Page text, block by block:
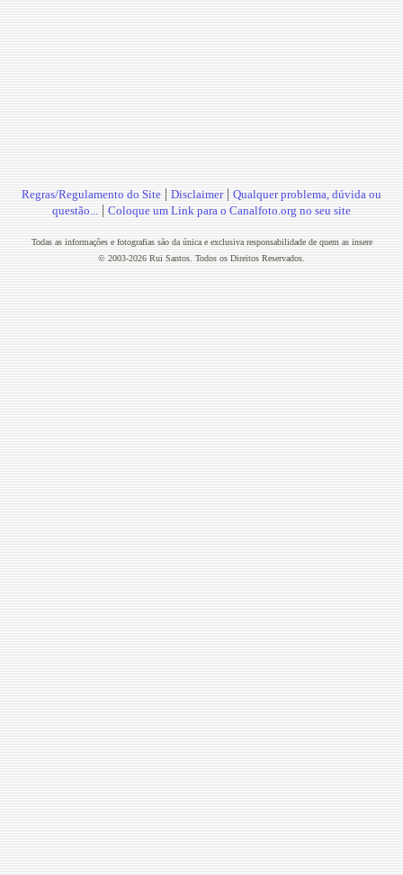
Regras/Regulamento do Site | Disclaimer| Qualquer problema, dúvida ou
questão... | Coloque um Link para o Canalfoto.org no seu site
Todas as informações e fotografias são da única e exclusiva responsabilidade de quem as insere
© 2003-2026 Rui Santos. Todos os Direitos Reservados.